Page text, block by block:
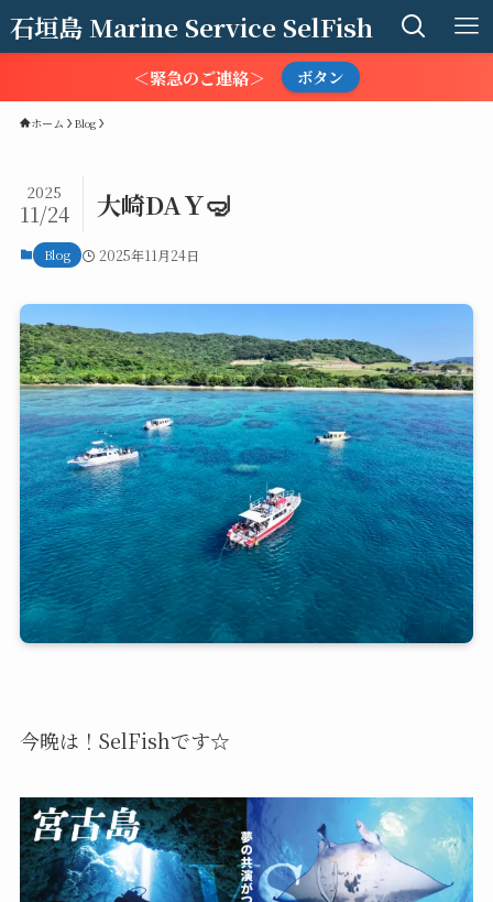
石垣島 Marine Service SelFish
＜緊急のご連絡＞ ボタン
ホーム Blog
大崎DAＹ🤿
2025
11/24
Blog 2025年11月24日
今晩は！SelFishです☆